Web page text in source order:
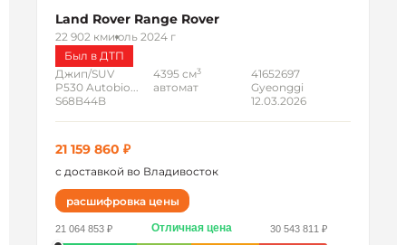
Land Rover Range Rover
22 902 кмиюль 2024 г
Был в ДТП
Джип/SUV
P530 Autobio...
S68B44B
4395 см3
автомат
41652697
Gyeonggi
12.03.2026
21 159 860 ₽
с доставкой во Владивосток
расшифровка цены
21 064 853 ₽ Отличная цена 30 543 811 ₽